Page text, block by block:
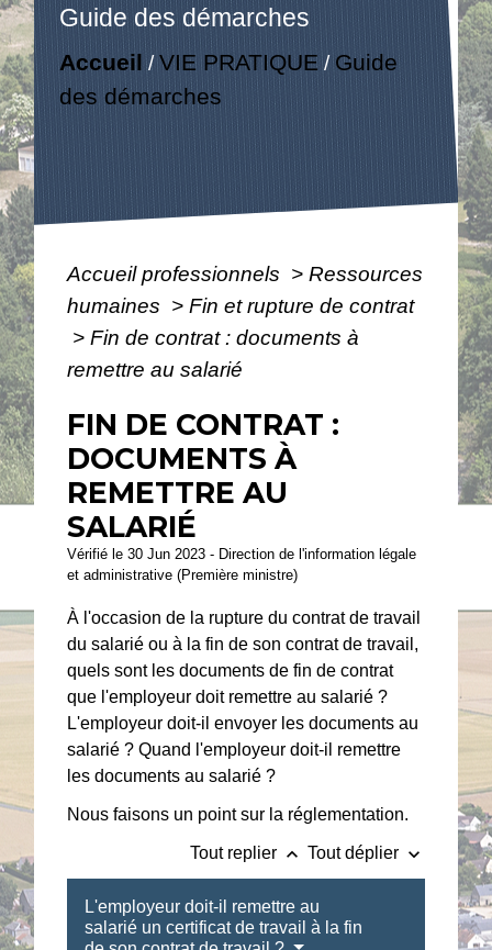
Guide des démarches
Accueil /VIE PRATIQUE / Guide
des démarches
Accueil professionnels > Ressources
humaines > Fin et rupture de contrat
> Fin de contrat : documents à
remettre au salarié
FIN DE CONTRAT :
DOCUMENTS À
REMETTRE AU
SALARIÉ
Vérifié le 30 Jun 2023 - Direction de l'information légale
et administrative (Première ministre)
À l'occasion de la rupture du contrat de travail
du salarié ou à la fin de son contrat de travail,
quels sont les documents de fin de contrat
que l'employeur doit remettre au salarié ?
L'employeur doit-il envoyer les documents au
salarié ? Quand l'employeur doit-il remettre
les documents au salarié ?
Nous faisons un point sur la réglementation.
Tout replier keyboard_arrow_up Tout déplier keyboard_arrow_down
L'employeur doit-il remettre au
salarié un certificat de travail à la fin